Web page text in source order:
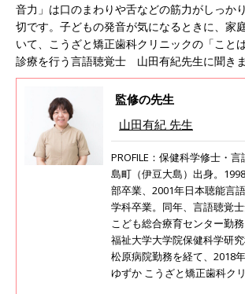
音力」は口のまわりや舌などの筋力がしっか
切です。子どもの発音が気になるときに、家
いて、こうざと矯正歯科クリニックの「こと
診療を行う言語聴覚士 山田有紀先生に聞きま
監修の先生
山田有紀 先生
PROFILE：保健科学修士・
島町（伊豆大島）出身。
部卒業、2001年日本聴能言
学科卒業。同年、言語聴覚
こども総合療育センター勤
福祉大学大学院保健科学研
松原病院勤務を経て、2018
ゆずか こうざと矯正歯科ク